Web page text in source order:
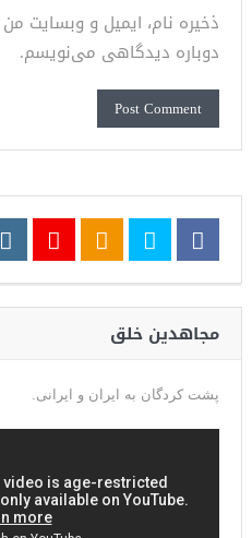
ذخیره نام، ایمیل و وبسایت
دوباره دیدگاهی می‌نویسم.
مجاهدین خلق
پشت کردگان به ایران و ایرانی.